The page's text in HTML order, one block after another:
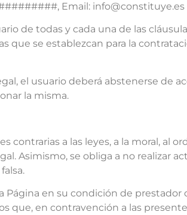
Email: info@constituye.es
de todas y cada una de las
que se establezcan para la
el usuario deberá abstenerse de
la misma.
contrarias a las leyes, a la moral, al
Asimismo, se obliga a no realizar
en su condición de prestador
que, en contravención a las